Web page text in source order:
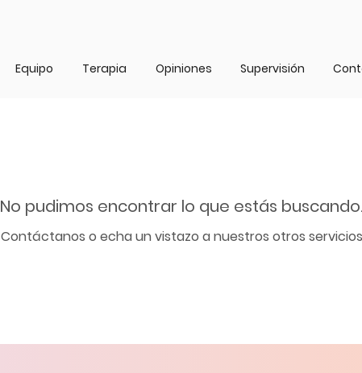
Equipo Terapia Opiniones Supervisión
No pudimos encontrar lo que estás buscando.
Contáctanos o echa un vistazo a nuestros otros servicios